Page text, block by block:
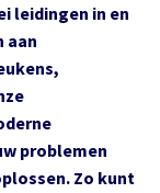
leidingen in en
aan
problemen
Zo kunt